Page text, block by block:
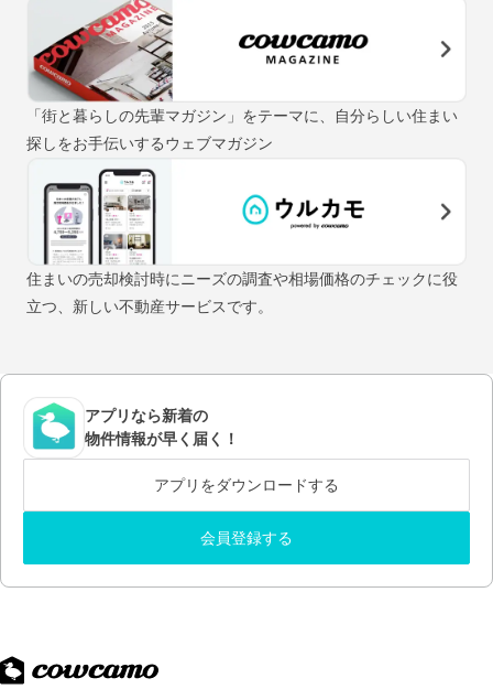
「街と暮らしの先輩マガジン」をテーマに、自分らしい住まい
探しをお手伝いするウェブマガジン
住まいの売却検討時にニーズの調査や相場価格のチェックに役
立つ、新しい不動産サービスです。
アプリなら新着の
物件情報が早く届く！
アプリをダウンロードする
会員登録する